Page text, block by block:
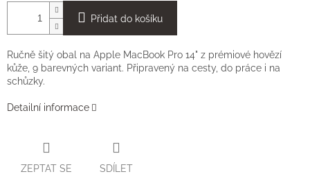
Přidat do košíku
Ručně šitý obal na Apple MacBook Pro 14" z prémiové hovězí
kůže, 9 barevných variant. Připravený na cesty, do práce i na
schůzky.
Detailní informace
ZEPTAT SE SDÍLET